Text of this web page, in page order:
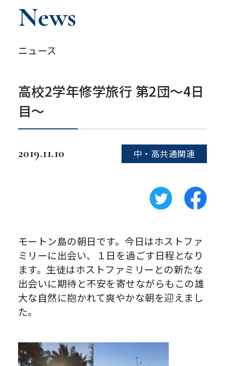
News
ニュース
高校2学年修学旅行 第2団〜4日
目〜
2019.11.10 中・高共通関連
モートン島の朝日です。今日はホストファ
ミリーに出会い、１日を過ごす日程となり
ます。生徒はホストファミリーとの新たな
出会いに期待と不安を寄せながらもこの雄
大な自然に抱かれて爽やかな朝を迎えまし
た。